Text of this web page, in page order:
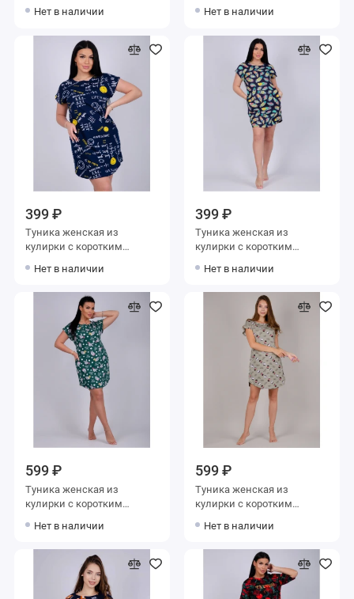
Овощи
Нет в наличии Нет в наличии
399 ₽
Туника женская из
кулирки с коротким
Нет в наличии
399 ₽
Туника женская из
кулирки с коротким
Нет в наличии
599 ₽
Туника женская из
кулирки с коротким
Животные
Нет в наличии
599 ₽
Туника женская из
кулирки с коротким
Нет в наличии